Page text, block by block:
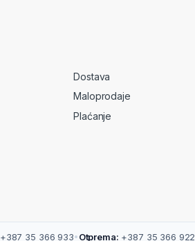
Dostava
Maloprodaje
Plaćanje
+387 35 366 933• Otprema: +387 35 366 922